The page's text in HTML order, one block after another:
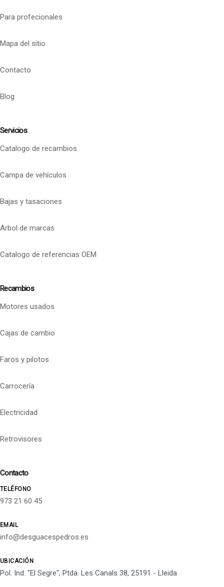
Para profecionales
Mapa del sitio
Contacto
Blog
Servicios
Catalogo de recambios
Campa de vehículos
Bajas y tasaciones
Arbol de marcas
Catalogo de referencias OEM
Recambios
Motores usados
Cajas de cambio
Faros y pilotos
Carrocería
Electricidad
Retrovisores
Contacto
TELÉFONO
973 21 60 45
EMAIL
info@desguacespedros.es
UBICACIÓN
Pol. Ind. "El Segre", Ptda. Les Canals 38, 25191 - Lleida